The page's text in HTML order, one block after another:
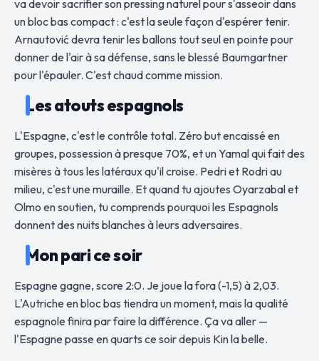
va devoir sacrifier son pressing naturel pour s'asseoir dans
un bloc bas compact : c'est la seule façon d'espérer tenir.
Arnautović devra tenir les ballons tout seul en pointe pour
donner de l'air à sa défense, sans le blessé Baumgartner
pour l'épauler. C'est chaud comme mission.
Les atouts espagnols
L'Espagne, c'est le contrôle total. Zéro but encaissé en
groupes, possession à presque 70%, et un Yamal qui fait des
misères à tous les latéraux qu'il croise. Pedri et Rodri au
milieu, c'est une muraille. Et quand tu ajoutes Oyarzabal et
Olmo en soutien, tu comprends pourquoi les Espagnols
donnent des nuits blanches à leurs adversaires.
Mon pari ce soir
Espagne gagne, score 2:0. Je joue la fora (-1,5) à 2,03.
L'Autriche en bloc bas tiendra un moment, mais la qualité
espagnole finira par faire la différence. Ça va aller —
l'Espagne passe en quarts ce soir depuis Kin la belle.